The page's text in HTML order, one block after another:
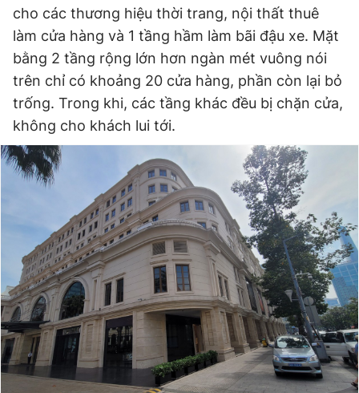
Hotline
0906 645 777
Liên hệ quảng cáo
0908 780 404
Đặt báo Quảng cáo RSS Tòa soạn Chính sách bảo
Tổng biên tập: Nguyễn Ngọc Toàn
Phó tổng biên tập: Lâm Hiếu Dũng
Phó tổng biên tập: Trần Việt Hưng
Tổng thư ký tòa soạn: Đức Trung
Giấy phép xuất bản số 110/GP - BTTTT cấp ngày 24.3.2020
© 2003-2026 Bản quyền thuộc về Báo Thanh Niên. Cấm sao
chép dưới mọi hình thức nếu không có sự chấp thuận bằng văn
bản. Phát triển bởi ePi Technologies, JSC.
cho các thương hiệu thời trang, nội thất thuê
làm cửa hàng và 1 tầng hầm làm bãi đậu xe. Mặt
bằng 2 tầng rộng lớn hơn ngàn mét vuông nói
trên chỉ có khoảng 20 cửa hàng, phần còn lại bỏ
trống. Trong khi, các tầng khác đều bị chặn cửa,
không cho khách lui tới.